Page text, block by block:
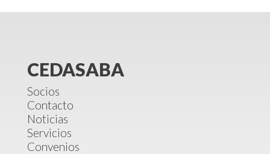
CEDASABA
Socios
Contacto
Noticias
Servicios
Convenios